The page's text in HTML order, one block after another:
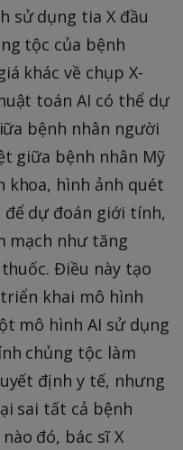
sử dụng tia X đầu
tộc của bệnh
khác về chụp X-
toán AI có thể dự
bệnh nhân người
giữa bệnh nhân Mỹ
khoa, hình ảnh quét
để dự đoán giới tính,
mạch như tăng
Điều này tạo
khai mô hình
mô hình AI sử dụng
chủng tộc làm
định y tế, nhưng
sai tất cả bệnh
đó, bác sĩ X